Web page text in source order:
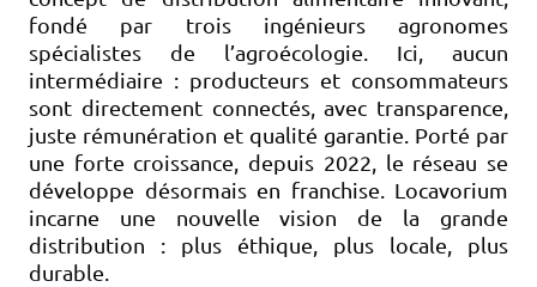
fondé par trois ingénieurs agronomes
spécialistes de l’agroécologie. Ici, aucun
intermédiaire : producteurs et consommateurs
sont directement connectés, avec transparence,
juste rémunération et qualité garantie. Porté par
une forte croissance, depuis 2022, le réseau se
développe désormais en franchise. Locavorium
incarne une nouvelle vision de la grande
distribution : plus éthique, plus locale, plus
durable.